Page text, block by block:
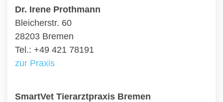
Dr. Irene Prothmann
Bleicherstr. 60
28203 Bremen
Tel.: +49 421 78191
zur Praxis
SmartVet Tierarztpraxis Bremen